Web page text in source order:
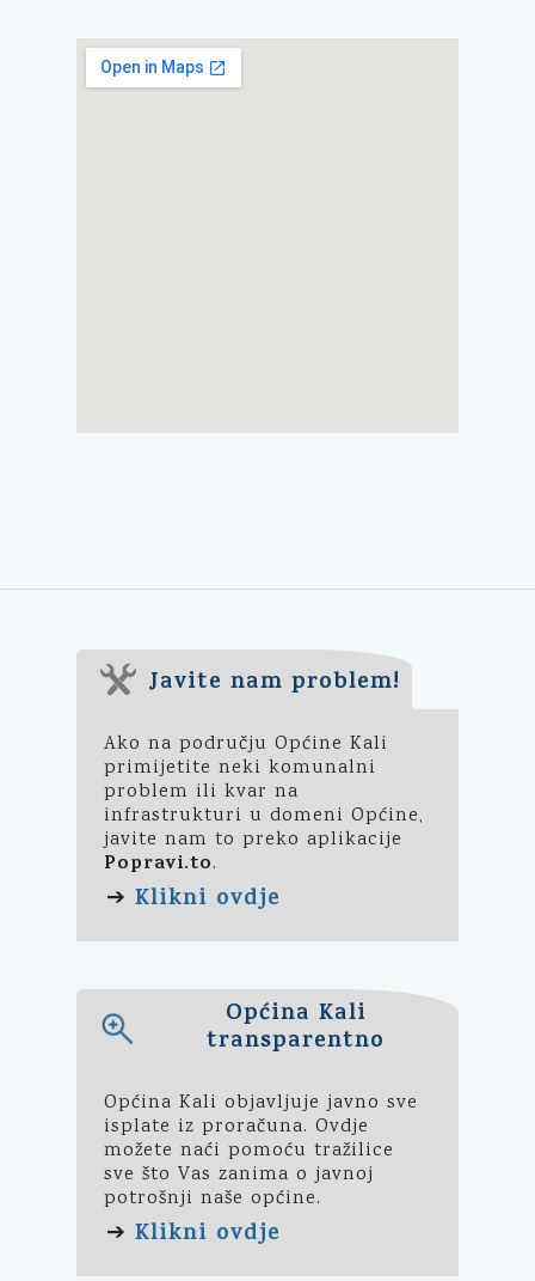
Javite nam problem!
Ako na području Općine Kali
primijetite neki komunalni
problem ili kvar na
infrastrukturi u domeni Općine,
javite nam to preko aplikacije
Popravi.to.
➔ Klikni ovdje
Općina Kali
transparentno
Općina Kali objavljuje javno sve
isplate iz proračuna. Ovdje
možete naći pomoću tražilice
sve što Vas zanima o javnoj
potrošnji naše općine.
➔ Klikni ovdje